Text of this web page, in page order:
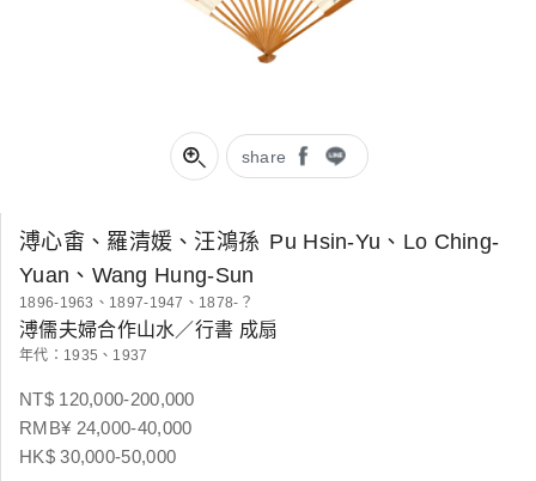
share
溥心畬、羅清媛、汪鴻孫 Pu Hsin-Yu、Lo Ching-
Yuan、Wang Hung-Sun
1896-1963、1897-1947、1878-？
溥儒夫婦合作山水／行書 成扇
年代：1935、1937
NT$ 120,000-200,000
RMB¥ 24,000-40,000
HK$ 30,000-50,000